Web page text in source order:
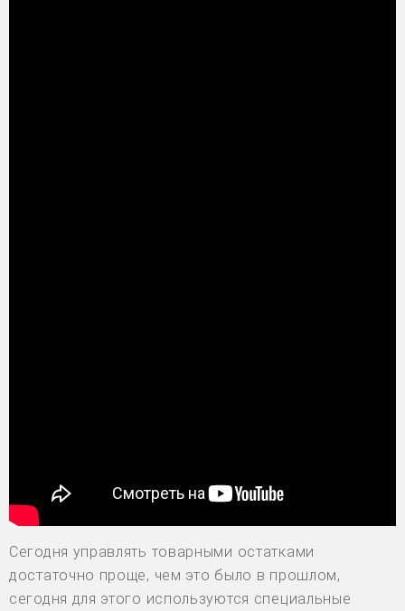
Сегодня управлять товарными остатками
достаточно проще, чем это было в прошлом,
сегодня для этого используются специальные